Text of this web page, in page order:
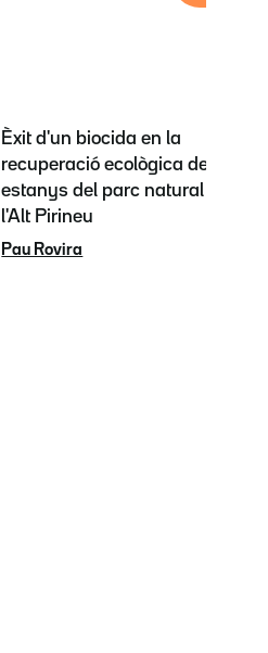
Èxit d'un biocida en la
recuperació ecològica dels
estanys del parc natural de
l'Alt Pirineu
Pau Rovira